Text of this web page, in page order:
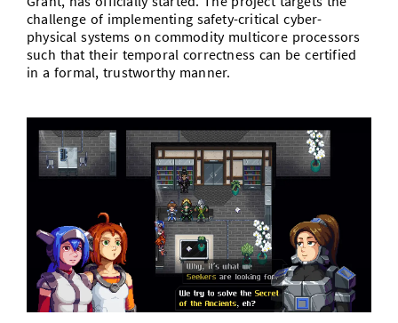
Vom Studium in den Beruf
Study Scheduler
Open Science/Open Access
Start-ups
IT-Themenabend
Ranking
Zahlen & Fakten
Preise, Auszeichnungen und Förderungen
Kontakt
SIC Podcast
Anfahrt
AnsprechpartnerInnen, Personen,
Forschungsgruppen
Alumni
challenge of implementing safety-critical cyber-
physical systems on commodity multicore processors
such that their temporal correctness can be certified
in a formal, trustworthy manner.